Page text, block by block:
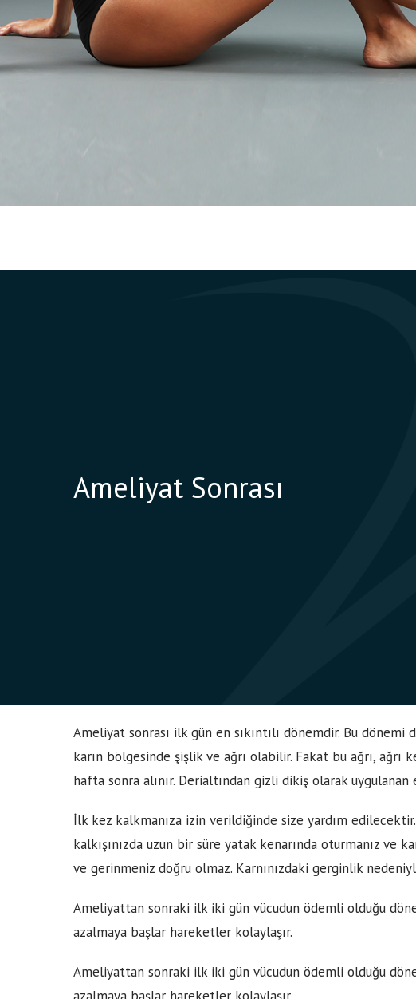
Ameliyat Sonrası
Ameliyat sonrası ilk gün en sıkıntılı dönemdir. Bu
karın bölgesinde şişlik ve ağrı olabilir. Fakat bu ağrı,
hafta sonra alınır. Derialtından gizli dikiş olarak
İlk kez kalkmanıza izin verildiğinde size yardım
kalkışınızda uzun bir süre yatak kenarında oturmanız ve
ve gerinmeniz doğru olmaz. Karnınızdaki gerginlik
Ameliyattan sonraki ilk iki gün vücudun ödemli olduğu
azalmaya başlar hareketler kolaylaşır.
Ameliyattan sonraki ilk iki gün vücudun ödemli olduğu